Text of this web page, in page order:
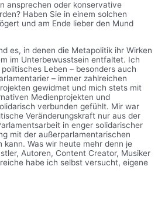
ansprechen oder konservative
Haben Sie in einem solchen
und am Ende lieber den Mund
es, in denen die Metapolitik ihr Wirken
im Unterbewusstsein entfaltet. Ich
Leben – besonders auch
– immer zahlreichen
gewidmet und mich stets mit
Medienprojekten und
verbunden gefühlt. Mir war
Veränderungskraft nur aus der
in enger solidarischer
mit der außerparlamentarischen
kann. Was wir heute mehr denn je
Autoren, Content Creator, Musiker
habe ich selbst versucht, eigene